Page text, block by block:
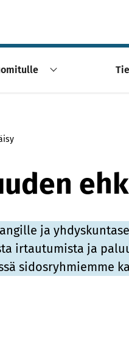
ja
irtautumista ja
sidosryhmiemme